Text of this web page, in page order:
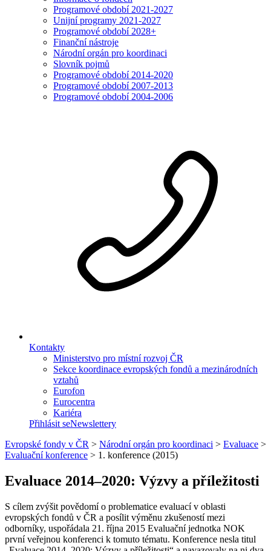
Programové období 2021-2027
Unijní programy 2021-2027
Programové období 2028+
Finanční nástroje
Národní orgán pro koordinaci
Slovník pojmů
Programové období 2014-2020
Programové období 2007-2013
Programové období 2004-2006
Kontakty
Ministerstvo pro místní rozvoj ČR
Sekce koordinace evropských fondů a mezinárodních
vztahů
Eurofon
Eurocentra
Kariéra
Přihlásit seNewslettery
Evropské fondy v ČR > Národní orgán pro koordinaci > Evaluace >
Evaluační konference > 1. konference (2015)
Evaluace 2014–2020: Výzvy a příležitosti
S cílem zvýšit povědomí o problematice evaluací v oblasti
evropských fondů v ČR a posílit výměnu zkušeností mezi
odborníky, uspořádala 21. října 2015 Evaluační jednotka NOK
první veřejnou konferenci k tomuto tématu. Konference nesla titul